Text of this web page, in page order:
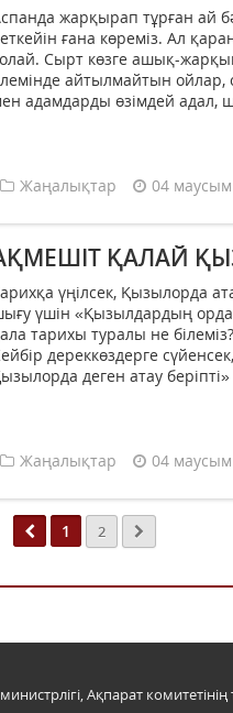
жарқырап тұрған ай
ғана көреміз. Ал
Сырт көзге ашық-
айтылмайтын ойлар,
адамдарды өзімдей адал,
Жаңалықтар 04
ҚАЛАЙ
үңілсек, Қызылорда
үшін «Қызылдардың
тарихы туралы не
дереккөздерге
деген атау беріпті»
Жаңалықтар 04
1 2
Ақпарат комитетінің